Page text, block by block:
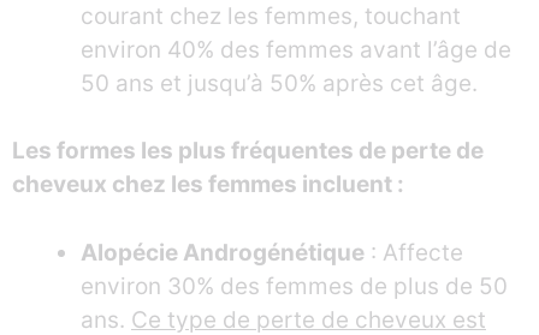
courant chez les femmes, touchant
environ 40% des femmes avant l’âge de
50 ans et jusqu’à 50% après cet âge.
Les formes les plus fréquentes de perte de
cheveux chez les femmes incluent :
Alopécie Androgénétique : Affecte
environ 30% des femmes de plus de 50
ans. Ce type de perte de cheveux est